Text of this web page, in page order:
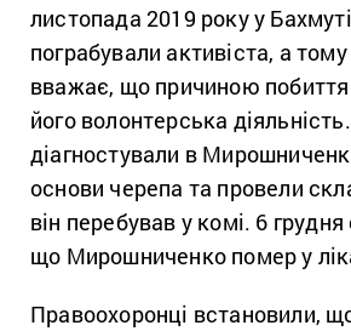
листопада 2019 року у
пограбували активіста, а
вважає, що причиною побиття
його волонтерська
діагностували в
основи черепа та провели
він перебував у комі. 6
що Мирошниченко помер у
Правоохоронці встановили,